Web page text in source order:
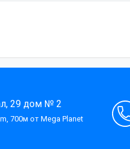
29 дом № 2
700м от Mega Planet